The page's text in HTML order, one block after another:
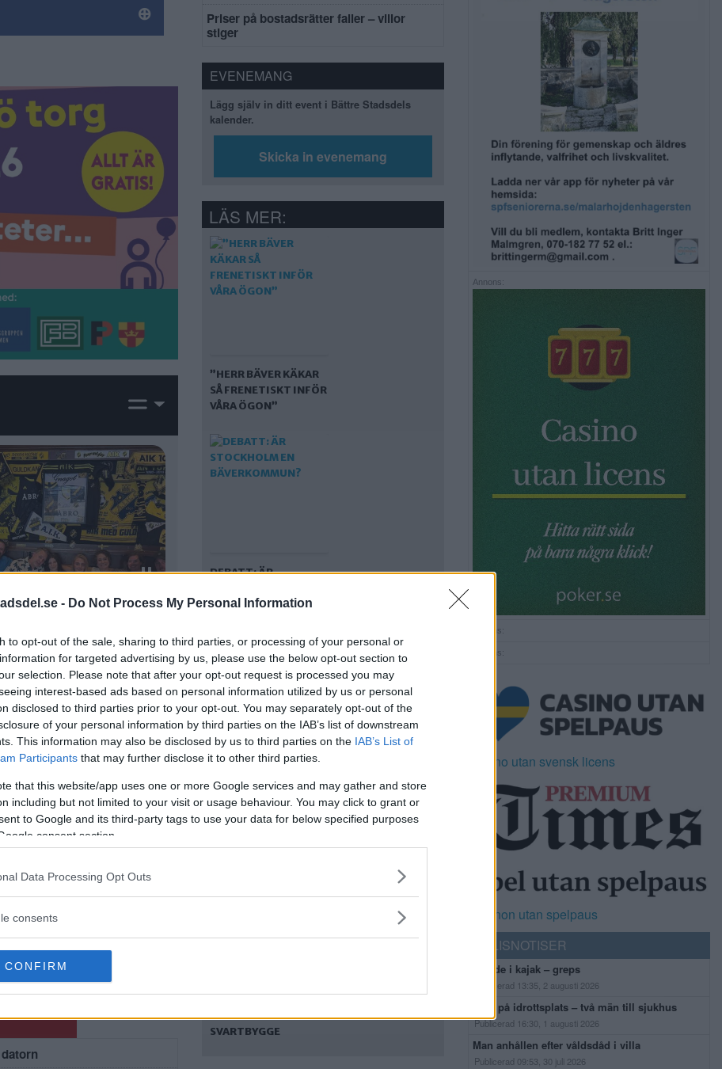
- Do Not Process My Personal Information
to opt-out of the sale, sharing to third parties, or processing of your personal or
for targeted advertising by us, please use the below opt-out section to
selection. Please note that after your opt-out request is processed you may
interest-based ads based on personal information utilized by us or personal
disclosed to third parties prior to your opt-out. You may separately opt-out of the
of your personal information by third parties on the IAB’s list of downstream
This information may also be disclosed by us to third parties on the IAB’s List of
Participants that may further disclose it to other third parties.
that this website/app uses one or more Google services and may gather and store
including but not limited to your visit or usage behaviour. You may click to grant or
to Google and its third-party tags to use your data for below specified purposes
consent section.
Data Processing Opt Outs
consents
CONFIRM
för
Staden polisanmäler
svartbygge
Priser på bostadsrätter faller – villor
stiger
EVENEMANG
Lägg själv in ditt event i Bättre Stadsdels
kalender.
Skicka in evenemang
LÄS MER:
”HERR BÄVER KÄKAR
SÅ FRENETISKT INFÖR
VÅRA ÖGON”
DEBATT: ÄR
BÄVERKOMMUN?
MÄLAREN PLOGAS
FÖR
SKRIDSKOÅKNING
MISSTÄNKT
SVARTBYGGE
Annons:
Annons:
Annons:
Casino utan svensk licens
Casinon utan spelpaus
POLISNOTISER
Flydde i kajak – greps
Publicerad 13:35, 2 augusti 2026
Bråk på idrottsplats – två män till sjukhus
Publicerad 16:30, 1 augusti 2026
Man anhållen efter våldsdåd i villa
Publicerad 09:53, 30 juli 2026